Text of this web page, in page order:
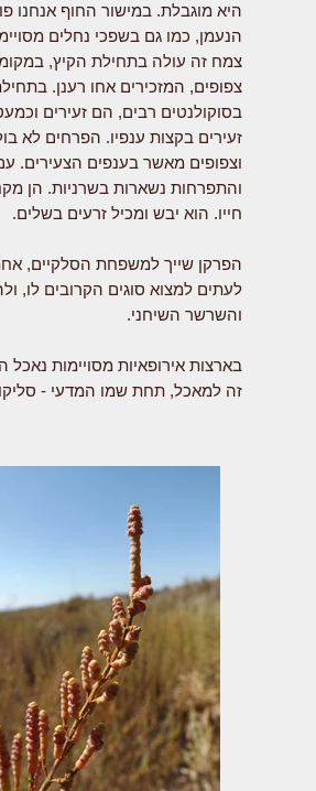
היא מוגבלת. במישור החוף אנחנו
הנעמן, כמו גם בשפכי נחלים
צמח זה עולה בתחילת הקיץ,
צפופים, המזכירים אחו רענן.
בסוקולנטים רבים, הם זעירים
זעירים בקצות ענפיו. הפרחים לא
וצפופים מאשר בענפים הצעירים.
והתפרחות נשארות בשרניות. הן
חייו. הוא יבש ומכיל זרעים בשלים.
הפרקן שייך למשפחת הסלקיים, אחת
לעתים למצוא סוגים הקרובים לו,
והשרשר השיחני.
בארצות אירופאיות מסויימות
זה למאכל, תחת שמו המדעי -